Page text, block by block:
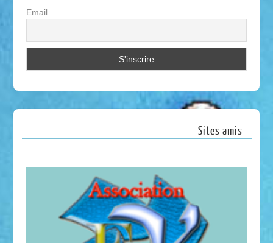
Email
Sites amis